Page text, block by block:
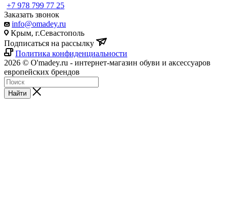
+7 978 799 77 25
Заказать звонок
info@omadey.ru
Крым, г.Севастополь
Подписаться на рассылку
Политика конфиденциальности
2026 © O'madey.ru - интернет-магазин обуви и аксессуаров
европейских брендов
Найти